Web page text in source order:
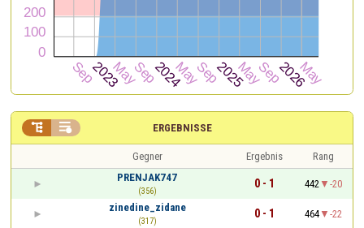
ERGEBNISSE
 
Gegner Ergebnis
Rang
PRENJAK747
(356)
0 - 1 442
-20
zinedine_zidane
(317)
0 - 1 464
-22